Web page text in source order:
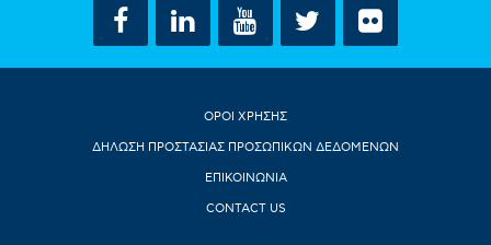
ΟΡΟΙ ΧΡΗΣΗΣ
ΔΗΛΩΣΗ ΠΡΟΣΤΑΣΙΑΣ ΠΡΟΣΩΠΙΚΩΝ ΔΕΔΟΜΕΝΩΝ
ΕΠΙΚΟΙΝΩΝΙΑ
CONTACT US